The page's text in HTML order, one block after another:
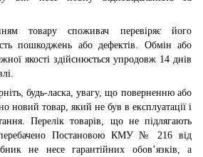
товару споживач перевіряє його
пошкоджень або дефектів. Обмін або
якості здійснюється упродовж 14 днів
будь-ласка, увагу, що поверненню або
новий товар, який не був в експлуатації і
Перелік товарів, що не підлягають
Постановою КМУ № 216 від
не несе гарантійних обов’язків, а